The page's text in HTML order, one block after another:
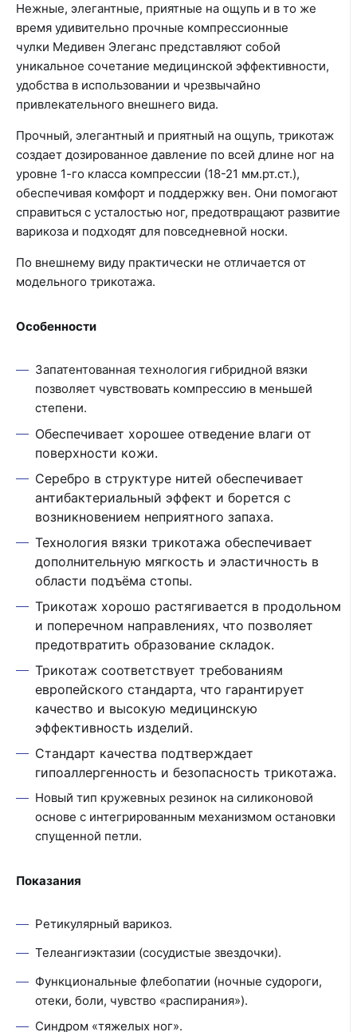
Нежные, элегантные, приятные на ощупь и в то же
время удивительно прочные компрессионные
чулки Медивен Элеганс представляют собой
уникальное сочетание медицинской эффективности,
удобства в использовании и чрезвычайно
привлекательного внешнего вида.
Прочный, элегантный и приятный на ощупь, трикотаж
создает дозированное давление по всей длине ног на
уровне 1-го класса компрессии (18-21 мм.рт.ст.),
обеспечивая комфорт и поддержку вен. Они помогают
справиться с усталостью ног, предотвращают развитие
варикоза и подходят для повседневной носки.
По внешнему виду практически не отличается от
модельного трикотажа.
Особенности
Запатентованная технология гибридной вязки
позволяет чувствовать компрессию в меньшей
степени.
Обеспечивает хорошее отведение влаги от
поверхности кожи.
Серебро в структуре нитей обеспечивает
антибактериальный эффект и борется с
возникновением неприятного запаха.
Технология вязки трикотажа обеспечивает
дополнительную мягкость и эластичность в
области подъёма стопы.
Трикотаж хорошо растягивается в продольном
и поперечном направлениях, что позволяет
предотвратить образование складок.
Трикотаж соответствует требованиям
европейского стандарта, что гарантирует
качество и высокую медицинскую
эффективность изделий.
Стандарт качества подтверждает
гипоаллергенность и безопасность трикотажа.
Новый тип кружевных резинок на силиконовой
основе с интегрированным механизмом остановки
спущенной петли.
Показания
Ретикулярный варикоз.
Телеангиэктазии (сосудистые звездочки).
Функциональные флебопатии (ночные судороги,
отеки, боли, чувство «распирания»).
Синдром «тяжелых ног».